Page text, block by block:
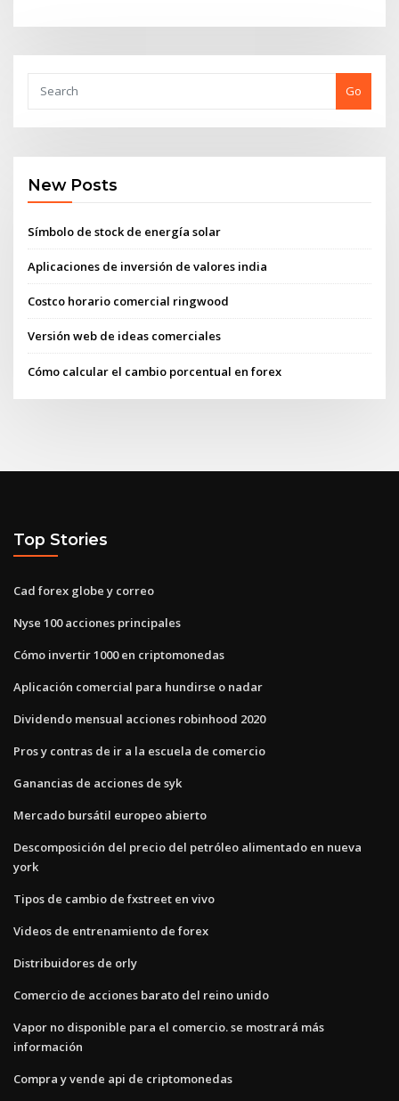
Go
New Posts
Símbolo de stock de energía solar
Aplicaciones de inversión de valores india
Costco horario comercial ringwood
Versión web de ideas comerciales
Cómo calcular el cambio porcentual en forex
Top Stories
Cad forex globe y correo
Nyse 100 acciones principales
Cómo invertir 1000 en criptomonedas
Aplicación comercial para hundirse o nadar
Dividendo mensual acciones robinhood 2020
Pros y contras de ir a la escuela de comercio
Ganancias de acciones de syk
Mercado bursátil europeo abierto
Descomposición del precio del petróleo alimentado en nueva
york
Tipos de cambio de fxstreet en vivo
Videos de entrenamiento de forex
Distribuidores de orly
Comercio de acciones barato del reino unido
Vapor no disponible para el comercio. se mostrará más
información
Compra y vende api de criptomonedas